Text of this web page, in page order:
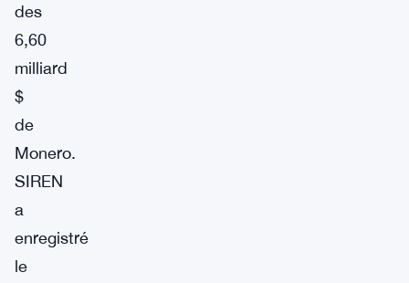
des
6,60
milliard
$
de
Monero.
SIREN
a
enregistré
le